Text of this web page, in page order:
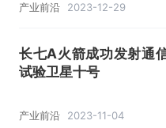
产业前沿 2023-12-29
长七A火箭成功发射通
试验卫星十号
产业前沿 2023-11-04